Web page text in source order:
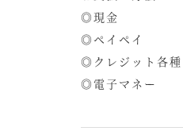
◎現金
◎ペイペイ
◎クレジット各種
◎電子マネー